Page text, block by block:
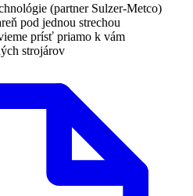
(partner Sulzer-Metco)
pod jednou strechou
prísť priamo k vám
strojárov